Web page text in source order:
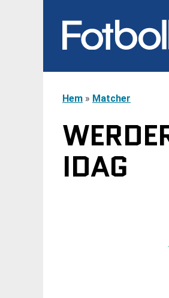
Hem » Matcher
IDAG